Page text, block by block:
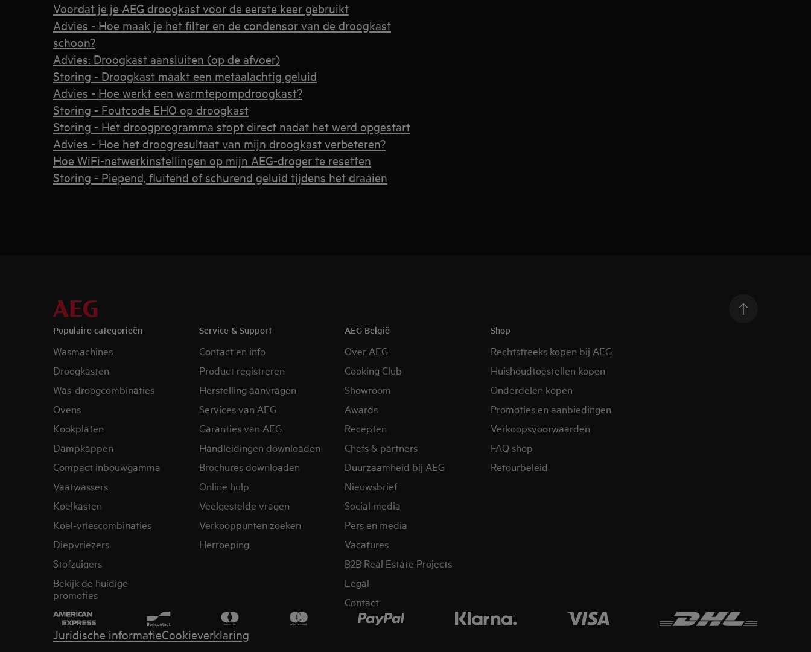
Voordat je je AEG droogkast voor de eerste keer gebruikt
Advies - Hoe maak je het filter en de condensor van de droogkast
schoon?
Advies: Droogkast aansluiten (op de afvoer)
Storing - Droogkast maakt een metaalachtig geluid
Advies - Hoe werkt een warmtepompdroogkast?
Storing - Foutcode EHO op droogkast
Storing - Het droogprogramma stopt direct nadat het werd opgestart
Advies - Hoe het droogresultaat van mijn droogkast verbeteren?
Hoe WiFi-netwerkinstellingen op mijn AEG-droger te resetten
Storing - Piepend, fluitend of schurend geluid tijdens het draaien
Populaire categorieën
Wasmachines
Droogkasten
Was-droogcombinaties
Ovens
Kookplaten
Dampkappen
Compact inbouwgamma
Vaatwassers
Koelkasten
Koel-vriescombinaties
Diepvriezers
Stofzuigers
Bekijk de huidige
promoties
Service & Support
Contact en info
Product registreren
Herstelling aanvragen
Services van AEG
Garanties van AEG
Handleidingen downloaden
Brochures downloaden
Online hulp
Veelgestelde vragen
Verkooppunten zoeken
Herroeping
AEG België
Over AEG
Cooking Club
Showroom
Awards
Recepten
Chefs & partners
Duurzaamheid bij AEG
Nieuwsbrief
Social media
Pers en media
Vacatures
B2B Real Estate Projects
Legal
Contact
Shop
Rechtstreeks kopen bij AEG
Huishoudtoestellen kopen
Onderdelen kopen
Promoties en aanbiedingen
Verkoopsvoorwaarden
FAQ shop
Retourbeleid​
Juridische informatieCookieverklaring